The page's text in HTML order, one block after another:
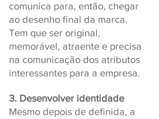
comunica para, então, chegar
ao desenho final da marca.
Tem que ser original,
memorável, atraente e precisa
na comunicação dos atributos
interessantes para a empresa.
3. Desenvolver identidade
Mesmo depois de definida, a